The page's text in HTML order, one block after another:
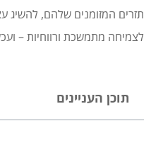
תזרים המזומנים שלהם, להשיג
לצמיחה מתמשכת ורווחיות –
תוכן העניינים